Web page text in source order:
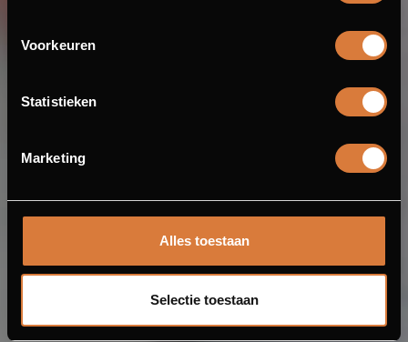
Voorkeuren
Statistieken
Marketing
Alles toestaan
Selectie toestaan